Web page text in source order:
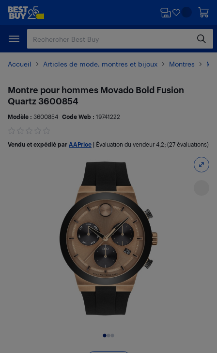
Passer
principal
Passer
Accueil Articles de mode, montres et bijoux Montres
Montre pour hommes Movado Bold Fusion
Quartz 3600854
Modèle : 3600854 Code Web : 19741222
Vendu et expédié par AAPrice Évaluation du vendeur 4,2; (27 évaluations)